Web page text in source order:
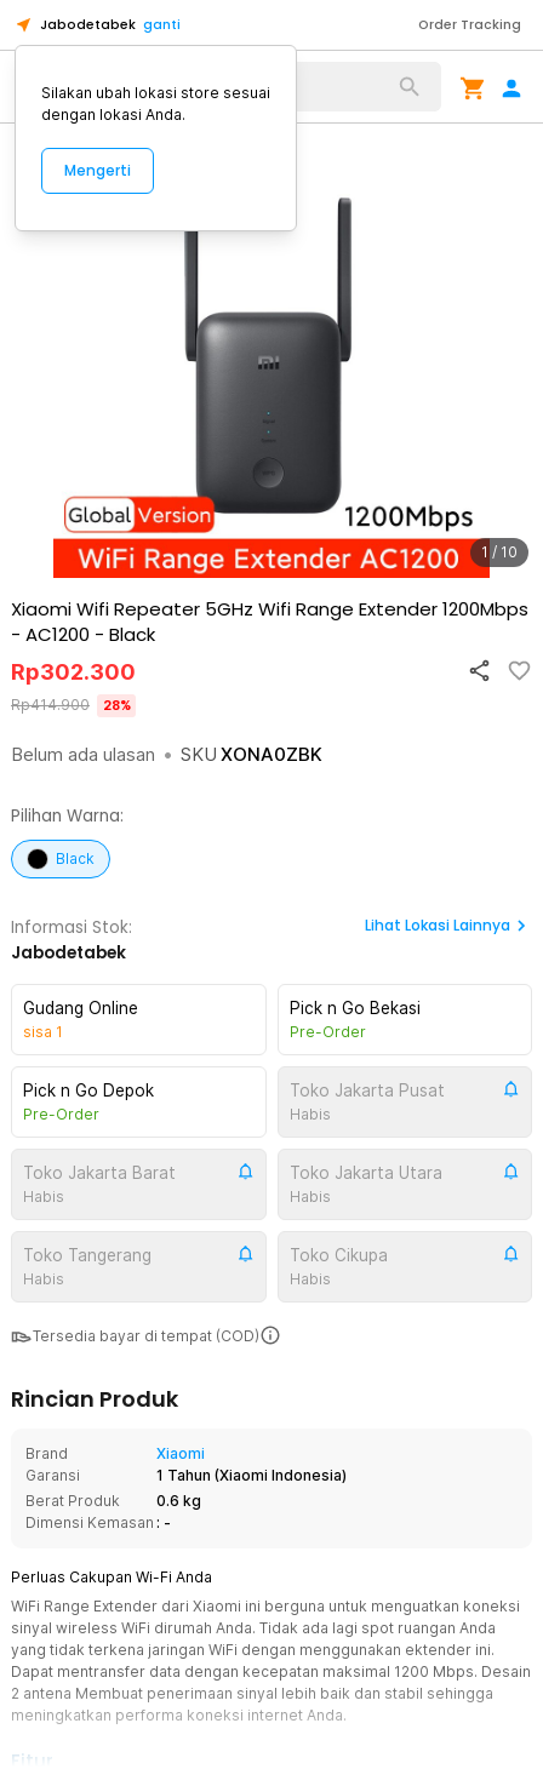
Jabodetabek ganti Order Tracking
Alat Kopi
1 / 10
Xiaomi Wifi Repeater 5GHz Wifi Range Extender 1200Mbps
- AC1200 - Black
Belum ada ulasan • SKU XONA0ZBK
Rp302.300
Rp414.900 28%
Pilihan Warna:
Black
Informasi Stok:
Jabodetabek
Lihat Lokasi Lainnya
Gudang Online
sisa 1
Pick n Go Bekasi
Pre-Order
Pick n Go Depok
Pre-Order
Toko Jakarta Pusat
Habis
Toko Jakarta Barat
Habis
Toko Jakarta Utara
Habis
Toko Tangerang
Habis
Toko Cikupa
Habis
Tersedia bayar di tempat (COD)
Rincian Produk
Brand
Xiaomi
Garansi
1 Tahun (Xiaomi Indonesia)
Berat Produk
0.6 kg
Dimensi Kemasan : -
Perluas Cakupan Wi-Fi Anda
WiFi Range Extender dari Xiaomi ini berguna untuk menguatkan koneksi
sinyal wireless WiFi dirumah Anda. Tidak ada lagi spot ruangan Anda
yang tidak terkena jaringan WiFi dengan menggunakan ektender ini.
Dapat mentransfer data dengan kecepatan maksimal 1200 Mbps. Desain
2 antena Membuat penerimaan sinyal lebih baik dan stabil sehingga
meningkatkan performa koneksi internet Anda.
Fitur
Silakan ubah lokasi store sesuai
dengan lokasi Anda.
Mengerti